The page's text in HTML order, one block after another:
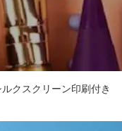
クスクリーン印刷付き